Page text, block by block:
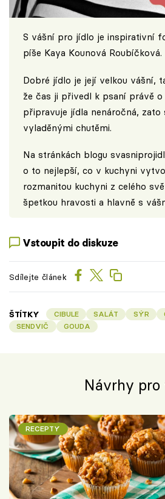
S vášní pro jídlo je inspirativní
píše Kaya Kounová Roubíčková.
Dobré jídlo je její velkou vášní,
že čas ji přivedl k psaní právě o
připravuje jídla nenáročná, zato
vyladěnými chutěmi.
Na stránkách blogu
o to nejlepší, co v kuchyni
rozmanitou kuchyni z celého
špetkou hravosti a hlavně s
Vstoupit do diskuze
Sdílejte článek
ŠTÍTKY CIBULE SALÁT SÝR
SENDVIČ
GOUDA
Návrhy pro
RECEPTY